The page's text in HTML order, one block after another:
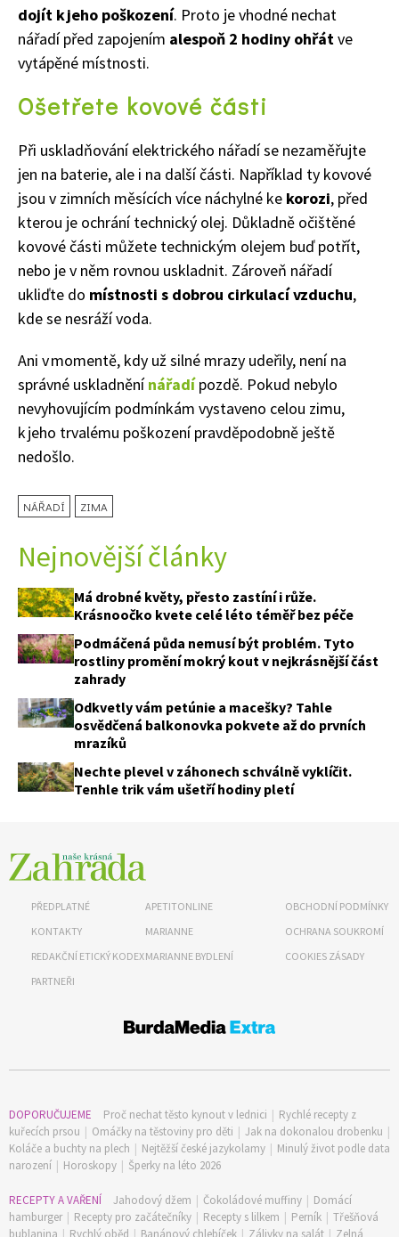
Naše krásná zahrada
65 Kč
Objednat >
Naše krásná zahrada Speciál
74 Kč
dojít k jeho poškození. Proto je vhodné nechat
nářadí před zapojením alespoň 2 hodiny ohřátve
vytápěné místnosti.
Ošetřete kovové části
Při uskladňování elektrického nářadí se nezaměřujte
jen na baterie, ale i na další části. Například ty kovové
jsou v zimních měsících více náchylné ke korozi, před
kterou je ochrání technický olej. Důkladně očištěné
kovové části můžete technickým olejem buď potřít,
nebo je v něm rovnou uskladnit. Zároveň nářadí
ukliďte do místnosti s dobrou cirkulací vzduchu,
kde se nesráží voda.
Ani v momentě, kdy už silné mrazy udeřily, není na
správné uskladněnínářadípozdě. Pokud nebylo
nevyhovujícím podmínkám vystaveno celou zimu,
k jeho trvalému poškození pravděpodobně ještě
nedošlo.
NÁŘADÍ ZIMA
Nejnovější články
Má drobné květy, přesto zastíní i růže.
Krásnoočko kvete celé léto téměř bez péče
Podmáčená půda nemusí být problém. Tyto
rostliny promění mokrý kout v nejkrásnější část
zahrady
Odkvetly vám petúnie a macešky? Tahle
osvědčená balkonovka pokvete až do prvních
mrazíků
Nechte plevel v záhonech schválně vyklíčit.
Tenhle trik vám ušetří hodiny pletí
PŘEDPLATNÉ
KONTAKTY
REDAKČNÍ ETICKÝ KODEX
PARTNEŘI
APETITONLINE
MARIANNE
MARIANNE BYDLENÍ
OBCHODNÍ PODMÍNKY
OCHRANA SOUKROMÍ
COOKIES ZÁSADY
DOPORUČUJEME Proč nechat těsto kynout v lednici | Rychlé recepty z
kuřecích prsou | Omáčky na těstoviny pro děti | Jak na dokonalou drobenku |
Koláče a buchty na plech | Nejtěžší české jazykolamy | Minulý život podle data
narození | Horoskopy | Šperky na léto 2026
RECEPTY A VAŘENÍ Jahodový džem | Čokoládové muffiny | Domácí
hamburger | Recepty pro začátečníky | Recepty s lilkem | Perník | Třešňová
bublanina | Rychlý oběd | Banánový chlebíček | Zálivky na salát | Zelná